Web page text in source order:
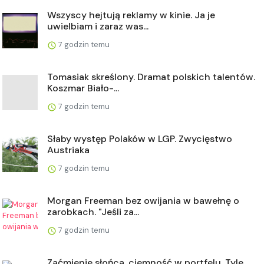
Wszyscy hejtują reklamy w kinie. Ja je
uwielbiam i zaraz was...
7 godzin temu
Tomasiak skreślony. Dramat polskich talentów.
Koszmar Biało-...
7 godzin temu
Słaby występ Polaków w LGP. Zwycięstwo
Austriaka
7 godzin temu
Morgan Freeman bez owijania w bawełnę o
zarobkach. "Jeśli za...
7 godzin temu